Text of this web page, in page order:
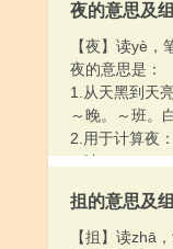
夜的意思及
【夜】读yè，
夜的意思是：
1.从天黑到天
～晚。～班。
2.用于计算夜
3.姓。
抯的意思及
【抯】读zhā